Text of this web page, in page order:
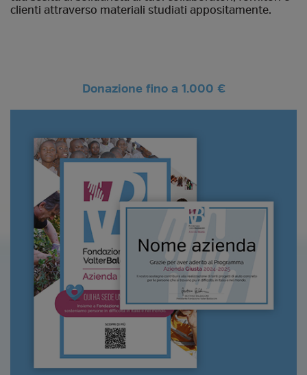
clienti attraverso materiali studiati appositamente.
Donazione fino a 1.000 €